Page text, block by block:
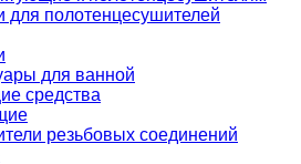
для полотенцесушителей
для ванной
средства
резьбовых соединений